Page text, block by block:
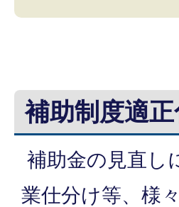
補助制度適
補助金の見直し
業仕分け等、様